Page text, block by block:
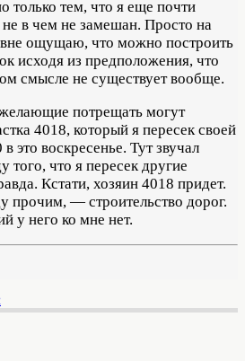
только тем, что я еще почти
в чем не замешан. Просто на
ощущаю, что можно построить
исходя из предположения, что
смысле не существует вообще.
потрещать могут
4018, который я пересек своей
это воскресенье. Тут звучал
того, что я пересек другие
Кстати, хозяин 4018 придет.
прочим, — строительство дорог.
у него ко мне нет.